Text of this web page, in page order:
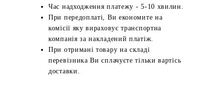
Час надходження платежу - 5-10 хвилин.
При передоплаті, Ви економите на
комісії яку вираховує транспортна
компанія за накладений платіж.
При отримані товару на складі
перевізника Ви сплачуєте тільки вартісь
доставки.